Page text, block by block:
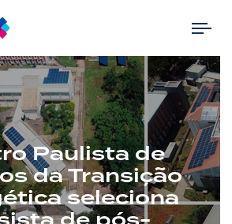
Paulista de
da Transição
seleciona